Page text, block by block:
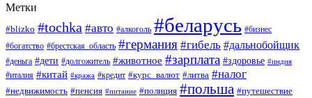
Метки
#blizko #tochka #авто #алкоголь #беларусь #бизнес
#богатство #брестская_область #германия #гибель #дальнобойщик
#деньга #дети #долгожитель #животное #зарплата #здоровье #индия
#италия #китай #кража #кредит #курс_валют #литва #налог
#недвижимость #пенсия #питание #полиция #польша #путешествие